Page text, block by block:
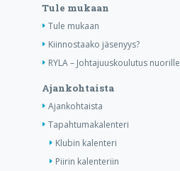
Tule mukaan
Tule mukaan
Kiinnostaako jäsenyys?
RYLA – Johtajuuskoulutus nuorille
Ajankohtaista
Ajankohtaista
Tapahtumakalenteri
Klubin kalenteri
Piirin kalenteriin